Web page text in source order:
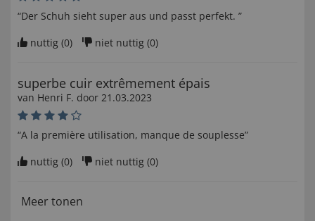
“Der Schuh sieht super aus und passt perfekt. ”
nuttig (0) niet nuttig (0)
superbe cuir extrêmement épais
van Henri F. door 21.03.2023
“A la première utilisation, manque de souplesse”
nuttig (0) niet nuttig (0)
Meer tonen